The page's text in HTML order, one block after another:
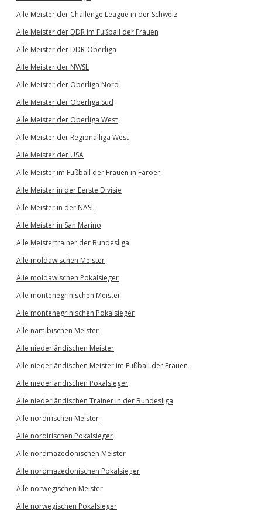
Alle Meister der Challenge League in der Schweiz
Alle Meister der DDR im Fußball der Frauen
Alle Meister der DDR-Oberliga
Alle Meister der NWSL
Alle Meister der Oberliga Nord
Alle Meister der Oberliga Süd
Alle Meister der Oberliga West
Alle Meister der Regionalliga West
Alle Meister der USA
Alle Meister im Fußball der Frauen in Färöer
Alle Meister in der Eerste Divisie
Alle Meister in der NASL
Alle Meister in San Marino
Alle Meistertrainer der Bundesliga
Alle moldawischen Meister
Alle moldawischen Pokalsieger
Alle montenegrinischen Meister
Alle montenegrinischen Pokalsieger
Alle namibischen Meister
Alle niederländischen Meister
Alle niederländischen Meister im Fußball der Frauen
Alle niederländischen Pokalsieger
Alle niederländischen Trainer in der Bundesliga
Alle nordirischen Meister
Alle nordirischen Pokalsieger
Alle nordmazedonischen Meister
Alle nordmazedonischen Pokalsieger
Alle norwegischen Meister
Alle norwegischen Pokalsieger